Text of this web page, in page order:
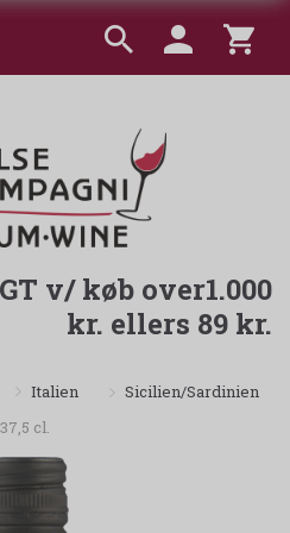
v/ køb over1.000
kr. ellers 89 kr.
Italien
Sicilien/Sardinien
cl.